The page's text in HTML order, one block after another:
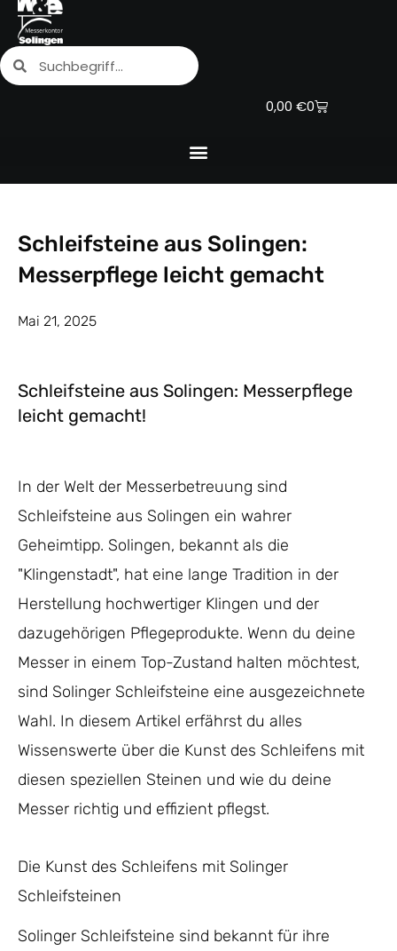
Zum
Inhalt
springen
SucheSuche
0,00 €0
Warenkorb
Schleifsteine aus Solingen:
Messerpflege leicht gemacht
Mai 21, 2025
Schleifsteine aus Solingen: Messerpflege
leicht gemacht!
In der Welt der Messerbetreuung sind
Schleifsteine aus Solingen ein wahrer
Geheimtipp. Solingen, bekannt als die
"Klingenstadt", hat eine lange Tradition in der
Herstellung hochwertiger Klingen und der
dazugehörigen Pflegeprodukte. Wenn du deine
Messer in einem Top-Zustand halten möchtest,
sind Solinger Schleifsteine eine ausgezeichnete
Wahl. In diesem Artikel erfährst du alles
Wissenswerte über die Kunst des Schleifens mit
diesen speziellen Steinen und wie du deine
Messer richtig und effizient pflegst.
Die Kunst des Schleifens mit Solinger
Schleifsteinen
Solinger Schleifsteine sind bekannt für ihre